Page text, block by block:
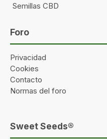
Semillas CBD
Foro
Privacidad
Cookies
Contacto
Normas del foro
Sweet Seeds®